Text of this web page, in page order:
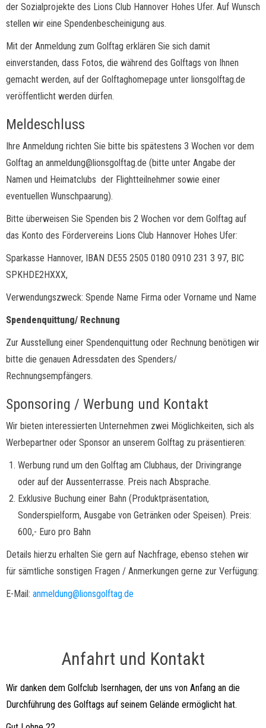
der Sozialprojekte des Lions Club Hannover Hohes Ufer. Auf Wunsch
stellen wir eine Spendenbescheinigung aus.
Mit der Anmeldung zum Golftag erklären Sie sich damit
einverstanden, dass Fotos, die während des Golftags von Ihnen
gemacht werden, auf der Golftaghomepage unter lionsgolftag.de
veröffentlicht werden dürfen.
Meldeschluss
Ihre Anmeldung richten Sie bitte bis spätestens 3 Wochen vor dem
Golftag an anmeldung@lionsgolftag.de (bitte unter Angabe der
Namen und Heimatclubs der Flightteilnehmer sowie einer
eventuellen Wunschpaarung).
Bitte überweisen Sie Spenden bis 2 Wochen vor dem Golftag auf
das Konto des Fördervereins Lions Club Hannover Hohes Ufer:
Sparkasse Hannover, IBAN DE55 2505 0180 0910 231 3 97, BIC
SPKHDE2HXXX,
Verwendungszweck: Spende Name Firma oder Vorname und Name
Spendenquittung/ Rechnung
Zur Ausstellung einer Spendenquittung oder Rechnung benötigen wir
bitte die genauen Adressdaten des Spenders/
Rechnungsempfängers.
Sponsoring / Werbung und Kontakt
Wir bieten interessierten Unternehmen zwei Möglichkeiten, sich als
Werbepartner oder Sponsor an unserem Golftag zu präsentieren:
Werbung rund um den Golftag am Clubhaus, der Drivingrange
oder auf der Aussenterrasse. Preis nach Absprache.
Exklusive Buchung einer Bahn (Produktpräsentation,
Sonderspielform, Ausgabe von Getränken oder Speisen). Preis:
600,- Euro pro Bahn
Details hierzu erhalten Sie gern auf Nachfrage, ebenso stehen wir
für sämtliche sonstigen Fragen / Anmerkungen gerne zur Verfügung:
E-Mail: anmeldung@lionsgolftag.de
Anfahrt und Kontakt
Wir danken dem Golfclub Isernhagen, der uns von Anfang an die
Durchführung des Golftags auf seinem Gelände ermöglicht hat.